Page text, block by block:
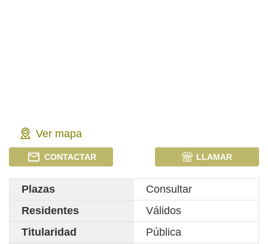
Ver mapa
CONTACTAR LLAMAR
Plazas
Consultar
Residentes
Válidos
Titularidad
Pública